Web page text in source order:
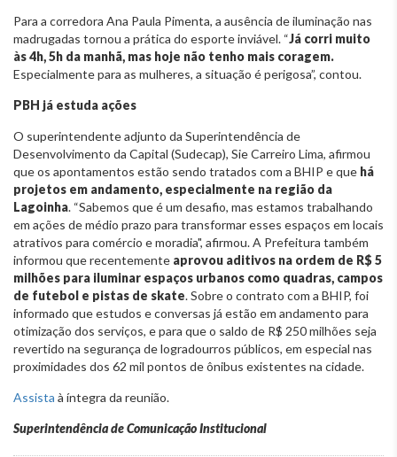
Para a corredora Ana Paula Pimenta, a ausência de iluminação nas
madrugadas tornou a prática do esporte inviável. “Já corri muito
às 4h, 5h da manhã, mas hoje não tenho mais coragem.
Especialmente para as mulheres, a situação é perigosa”, contou.
PBH já estuda ações
O superintendente adjunto da Superintendência de
Desenvolvimento da Capital (Sudecap), Sie Carreiro Lima, afirmou
que os apontamentos estão sendo tratados com a BHIP e que há
projetos em andamento, especialmente na região da
Lagoinha. “Sabemos que é um desafio, mas estamos trabalhando
em ações de médio prazo para transformar esses espaços em locais
atrativos para comércio e moradia", afirmou. A Prefeitura também
informou que recentemente aprovou aditivos na ordem de R$ 5
milhões para iluminar espaços urbanos como quadras, campos
de futebol e pistas de skate. Sobre o contrato com a BHIP, foi
informado que estudos e conversas já estão em andamento para
otimização dos serviços, e para que o saldo de R$ 250 milhões seja
revertido na segurança de logradourros públicos, em especial nas
proximidades dos 62 mil pontos de ônibus existentes na cidade.
Assista à íntegra da reunião.
Superintendência de Comunicação Institucional